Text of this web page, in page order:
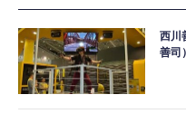
西川
善司）